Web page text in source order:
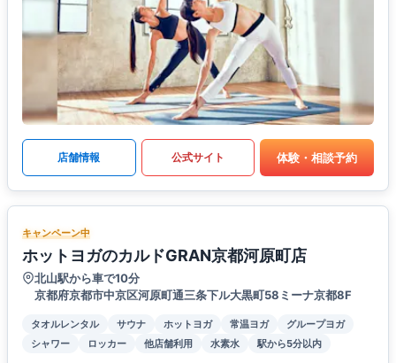
店舗情報 公式サイト 体験・相談予約
キャンペーン中
ホットヨガのカルドGRAN京都河原町店
北山駅から車で10分
京都府京都市中京区河原町通三条下ル大黒町58ミーナ京都8F
タオルレンタル サウナ ホットヨガ 常温ヨガ
グループヨガ
シャワー
ロッカー 他店舗利用 水素水 駅から5分以内